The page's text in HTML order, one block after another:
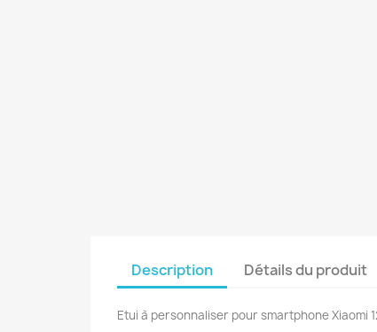
Description Détails du produit
Etui à personnaliser pour smartphone Xiaomi